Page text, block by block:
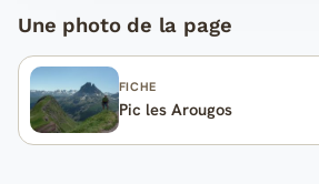
Une photo de la page
FICHE
Pic les Arougos